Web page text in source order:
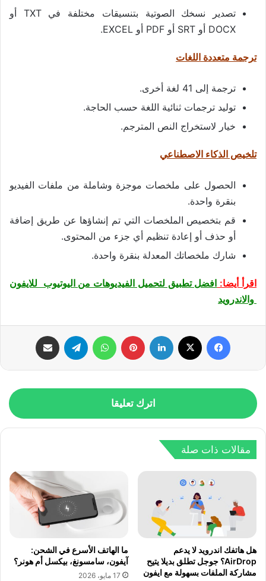
تصدير نسخك الصوتية بتنسيقات مختلفة في TXT أو
DOCX أو SRT أو PDF أو EXCEL.
ترجمة متعددة اللغات
ترجمة إلى 41 لغة أخرى.
توليد ترجمات ثنائية اللغة حسب الحاجة.
خيار لاستخراج النص المترجم.
تلخيص الذكاء الاصطناعي
الحصول على ملخصات موجزة وشاملة من ملفات الفيديو
بنقرة واحدة.
قم بتخصيص الملخصات التي تم إنشاؤها عن طريق إضافة
أو حذف أو إعادة تنظيم أي جزء من المحتوى.
شارك ملخصاتك المعدلة بنقرة واحدة.
اقرأ أيضا: افضل تطبيق لتحميل الفيديوهات من اليوتيوب للايفون
والاندرويد
اترك تعليقا
مقالات ذات صلة
هل هاتفك اندرويد لا يدعم
AirDrop؟ جوجل تطلق بديلا يتيح
مشاركة الملفات بسهولة مع ايفون
ما الهاتف الأسرع في الشحن:
آيفون، سامسونغ، بيكسل أم هونر؟
17 مايو، 2026